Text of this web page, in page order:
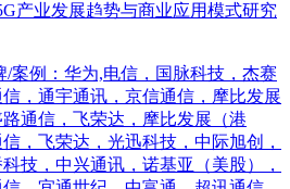
产业发展趋势与商业应用模式研究
案例：华为,电信，国脉科技，杰赛
，通宇通讯，京信通信，摩比发展
路通信，飞荣达，摩比发展（港
，飞荣达，光迅科技，中际旭创，
技，中兴通讯，诺基亚（美股），